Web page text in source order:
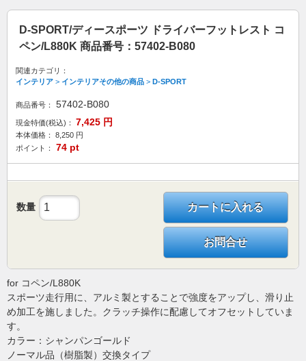
D-SPORT/ディースポーツ ドライバーフットレスト コ
ペン/L880K 商品番号：57402-B080
関連カテゴリ：
インテリア > インテリアその他の商品 > D-SPORT
商品番号： 57402-B080
現金特価(税込)： 7,425 円
本体価格： 8,250 円
ポイント：
74 pt
数量 カートに入れる
お問合せ
for コペン/L880K
スポーツ走行用に、アルミ製とすることで強度をアップし、滑り止
め加工を施しました。クラッチ操作に配慮してオフセットしていま
す。
カラー：シャンパンゴールド
ノーマル品（樹脂製）交換タイプ